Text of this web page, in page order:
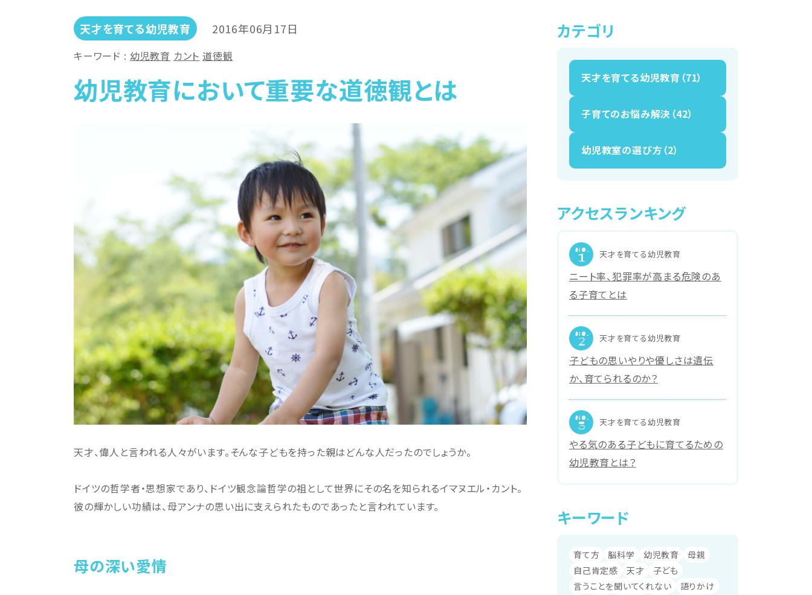
「やりたい」を引き出す
バランスを大切に
天才を育てる幼児教育 2016年06月17日
キーワード 幼児教育 カント 道徳観
幼児教育において重要な道徳観とは
天才、偉人と言われる人々がいます。そんな子どもを持った親はどんな人だったのでしょうか。
ドイツの哲学者・思想家であり、ドイツ観念論哲学の祖として世界にその名を知られるイマヌエル・カント。
彼の輝かしい功績は、母アンナの思い出に支えられたものであったと言われています。
母の深い愛情
カテゴリ
天才を育てる幼児教育（71）
子育てのお悩み解決（42）
幼児教室の選び方（2）
アクセスランキング
NO.
1 天才を育てる幼児教育
ニート率、犯罪率が高まる危険のあ
る子育てとは
NO.
2 天才を育てる幼児教育
子どもの思いやりや優しさは遺伝
か、育てられるのか？
NO.
3 天才を育てる幼児教育
やる気のある子どもに育てるための
幼児教育とは？
キーワード
育て方 脳科学 幼児教育
母親
自己肯定感
天才
子ども
言うことを聞いてくれない
語りかけ